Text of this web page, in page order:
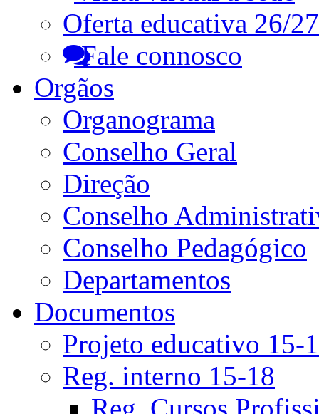
Oferta educativa 26/27
Fale connosco
Orgãos
Organograma
Conselho Geral
Direção
Conselho
Conselho Pedagógico
Departamentos
Documentos
Projeto educativo 15-
Reg. interno 15-18
Reg. Cursos